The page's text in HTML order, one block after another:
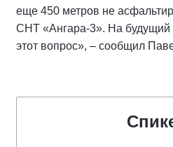
еще 450 метров не
СНТ «Ангара-3». На будущий
этот вопрос», – сообщил